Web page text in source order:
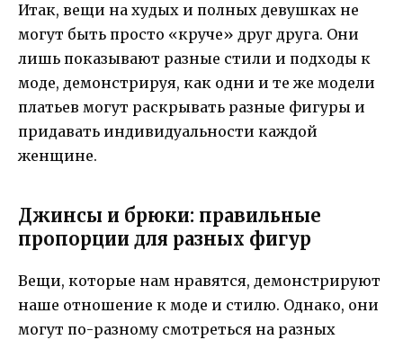
Итак, вещи на худых и полных девушках не
могут быть просто «круче» друг друга. Они
лишь показывают разные стили и подходы к
моде, демонстрируя, как одни и те же модели
платьев могут раскрывать разные фигуры и
придавать индивидуальности каждой
женщине.
Джинсы и брюки: правильные
пропорции для разных фигур
Вещи, которые нам нравятся, демонстрируют
наше отношение к моде и стилю. Однако, они
могут по-разному смотреться на разных